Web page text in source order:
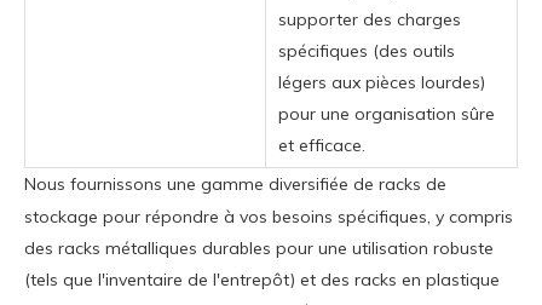
supporter des charges
spécifiques (des outils
légers aux pièces lourdes)
pour une organisation sûre
et efficace.
Nous fournissons une gamme diversifiée de racks de
stockage pour répondre à vos besoins spécifiques, y compris
des racks métalliques durables pour une utilisation robuste
(tels que l'inventaire de l'entrepôt) et des racks en plastique